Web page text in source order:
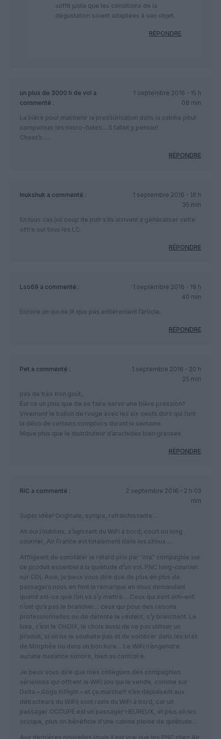
suffit juste que les conditions de la
dégustation soient adaptées à son objet.
RÉPONDRE
un plus de 3000 h de vol a
commenté :
1 septembre 2016 - 15 h
08 min
La bière pour maintenir la pressurisation dans la cabine pour
compenser les micro-fuites …Il fallait y penser!
Cheer’s …
RÉPONDRE
Inukshuk a commenté :
1 septembre 2016 - 18 h
35 min
En tous cas joli coup de pub s’ils arrivent a généraliser cette
offre sur tous les LC.
RÉPONDRE
Lso69 a commenté :
1 septembre 2016 - 19 h
40 min
Encore un qui ne lit que pas entierement l’article.
RÉPONDRE
Pet a commenté :
1 septembre 2016 - 20 h
25 min
pas de très bon goût..
Est ce un plus que de se faire servir une bière pression?
Vivement le ballon de rouge avec les six oeufs durs qui font
la déco de certains comptoirs durant la semaine.
Mque plus que le distributeur d’arachides bien grasses
RÉPONDRE
RIC a commenté :
2 septembre 2016 - 2 h 03
min
Super idée! Originale, sympa, rafraîchissante…
Ah oui j’oubliais, s’agissant du WiFi à bord, court ou long
courrier, Air France est totalement dans les choux…
Affligeant de constater le retard pris par “ma” compagnie sur
ce produit essentiel à la quiétude d’un vol. PNC long-courrier
sur CDL Asie, je peux vous dire que de plus en plus de
passagers nous en font la remarque en nous demandant
quand est-ce que l’on va s’y mettre… Ceux qui sont anti-wifi
n’ont qu’a pas le brancher… ceux qui pour des raisons
professionnelles ou de détente le veulent, s’y branchent. Le
luxe, c’est le CHOIX, le choix aussi de ne pas utiliser un
produit, si on ne le souhaite pas et de sombrer dans les bras
de Morphée ou dans un bon livre… Le WiFi n’engendre
aucune nuisance sonore, bien au contraire.
Je peux vous dire que mes collègues des compagnies
aériennes qui offrent le WiFi (ou qui le vende, comme sur
Delta – Gogo Inflight – et ça marche!!! n’en déplaisent aux
détracteurs du WiFi) sont ravis du WiFi à bord, car un
passager OCCUPE est un passager HEUREUX, et plus on les
occupe, plus on bénéficie d’une cabine pleine de quiétude…
Aux dernières nouvelles (mais il est vrai que les PNC chez Air